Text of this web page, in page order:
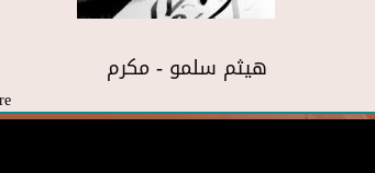
هيثم سلمو - مكرم